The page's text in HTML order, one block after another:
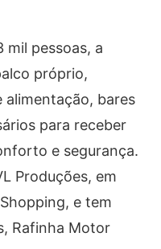
mil pessoas, a
próprio,
alimentação, bares
para receber
e segurança.
Produções, em
e tem
Rafinha Motor